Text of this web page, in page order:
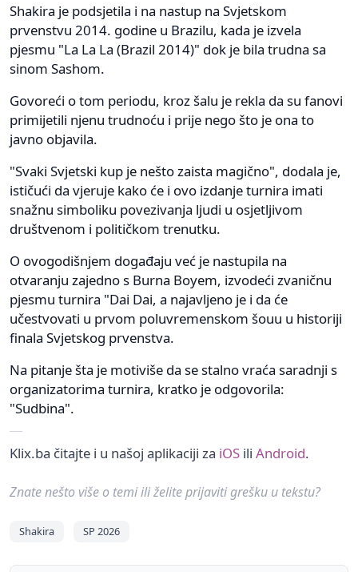
Shakira je podsjetila i na nastup na Svjetskom
prvenstvu 2014. godine u Brazilu, kada je izvela
pjesmu "La La La (Brazil 2014)" dok je bila trudna sa
sinom Sashom.
Govoreći o tom periodu, kroz šalu je rekla da su fanovi
primijetili njenu trudnoću i prije nego što je ona to
javno objavila.
"Svaki Svjetski kup je nešto zaista magično", dodala je,
ističući da vjeruje kako će i ovo izdanje turnira imati
snažnu simboliku povezivanja ljudi u osjetljivom
društvenom i političkom trenutku.
O ovogodišnjem događaju već je nastupila na
otvaranju zajedno s Burna Boyem, izvodeći zvaničnu
pjesmu turnira "Dai Dai, a najavljeno je i da će
učestvovati u prvom poluvremenskom šouu u historiji
finala Svjetskog prvenstva.
Na pitanje šta je motiviše da se stalno vraća saradnji s
organizatorima turnira, kratko je odgovorila:
"Sudbina".
Klix.ba čitajte i u našoj aplikaciji za iOS ili Android.
Znate nešto više o temi ili želite prijaviti grešku u tekstu?
Shakira SP 2026